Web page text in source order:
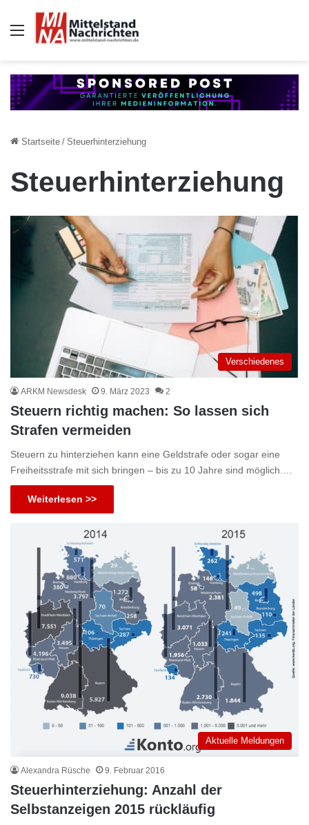
Auswahl
Startseite / Steuerhinterziehung
Steuerhinterziehung
Verschiedenes
ARKM Newsdesk 9. März 2023 2
Steuern richtig machen: So lassen sich
Strafen vermeiden
Steuern zu hinterziehen kann eine Geldstrafe oder sogar eine
Freiheitsstrafe mit sich bringen – bis zu 10 Jahre sind möglich.…
Weiterlesen >>
Aktuelle Meldungen
Alexandra Rüsche 9. Februar 2016
Steuerhinterziehung: Anzahl der
Selbstanzeigen 2015 rückläufig